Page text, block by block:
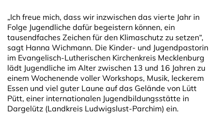
„Ich freue mich, dass wir inzwischen das vierte Jahr in
Folge Jugendliche dafür begeistern können, ein
tausendfaches Zeichen für den Klimaschutz zu setzen“,
sagt Hanna Wichmann. Die Kinder- und Jugendpastorin
im Evangelisch-Lutherischen Kirchenkreis Mecklenburg
lädt Jugendliche im Alter zwischen 13 und 16 Jahren zu
einem Wochenende voller Workshops, Musik, leckerem
Essen und viel guter Laune auf das Gelände von Lütt
Pütt, einer internationalen Jugendbildungsstätte in
Dargelütz (Landkreis Ludwigslust-Parchim) ein.